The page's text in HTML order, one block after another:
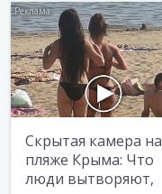
Скрытая камера на
пляже Крыма: Что
люди вытворяют,